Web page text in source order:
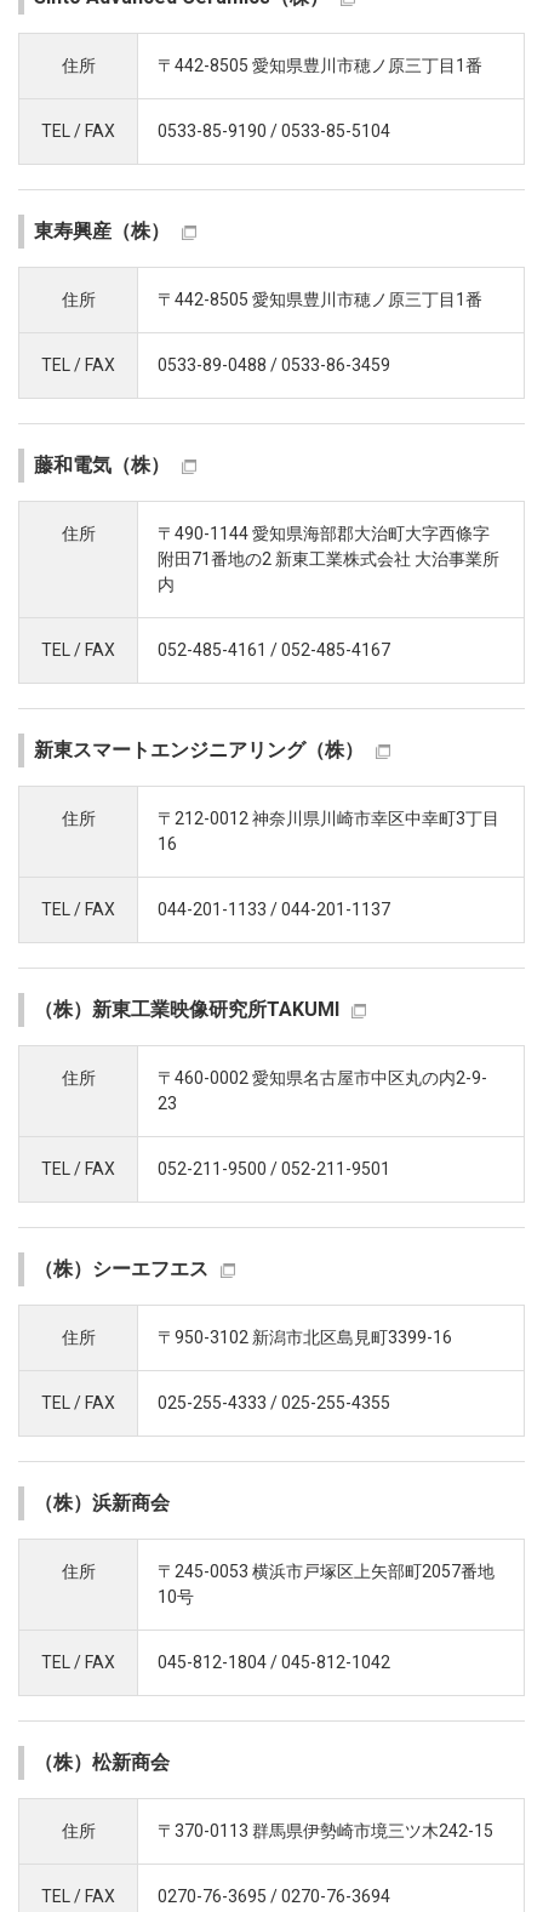
住所 〒442-8505 愛知県豊川市穂ノ原三丁目1番
TEL / FAX 0533-85-9190 / 0533-85-5104
東寿興産（株）
住所 〒442-8505 愛知県豊川市穂ノ原三丁目1番
TEL / FAX 0533-89-0488 / 0533-86-3459
藤和電気（株）
住所
〒490-1144 愛知県海部郡大治町大字西條字
附田71番地の2 新東工業株式会社 大治事業所
内
TEL / FAX 052-485-4161 / 052-485-4167
新東スマートエンジニアリング（株）
住所
〒212-0012 神奈川県川崎市幸区中幸町3丁目
16
TEL / FAX 044-201-1133 / 044-201-1137
（株）新東工業映像研究所TAKUMI
住所
〒460-0002 愛知県名古屋市中区丸の内2-9-
23
TEL / FAX 052-211-9500 / 052-211-9501
（株）シーエフエス
住所 〒950-3102 新潟市北区島見町3399-16
TEL / FAX 025-255-4333 / 025-255-4355
（株）浜新商会
住所
〒245-0053 横浜市戸塚区上矢部町2057番地
10号
TEL / FAX 045-812-1804 / 045-812-1042
（株）松新商会
住所 〒370-0113 群馬県伊勢崎市境三ツ木242-15
TEL / FAX 0270-76-3695 / 0270-76-3694